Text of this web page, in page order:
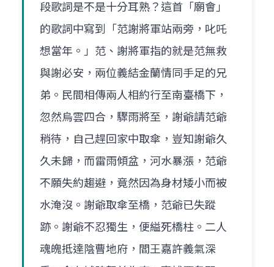
段歌詞是不是十分耳熟？這首「廟會」
的歌詞中寫到「范謝將軍站兩旁，叱吒
想當年。」范、謝將軍指的就是范無救
與謝必安，兩位義結金蘭情同手足的兄
弟。民間相傳兩人相約行至南臺橋下，
忽然烏雲四合，驟雨將至，謝爺請范爺
稍待，自己趕回家中取傘，豈知謝爺久
久未歸，而雷雨傾盆，河水暴漲，范爺
不願失約趨避，竟然因為身材矮小而被
水淹沒。謝爺取傘至橋，范爺已失蹤
跡。謝爺不忍獨生，便縊死橋柱。二人
魂魄抵達陰曹地府，閻王嘉許義氣深